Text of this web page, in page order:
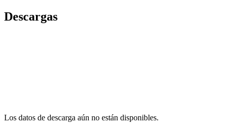
Descargas
Los datos de descarga aún no están disponibles.